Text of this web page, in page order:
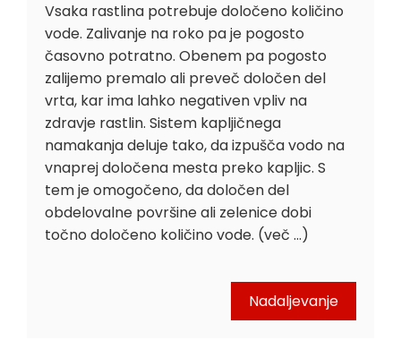
Vsaka rastlina potrebuje določeno količino
vode. Zalivanje na roko pa je pogosto
časovno potratno. Obenem pa pogosto
zalijemo premalo ali preveč določen del
vrta, kar ima lahko negativen vpliv na
zdravje rastlin. Sistem kapljičnega
namakanja deluje tako, da izpušča vodo na
vnaprej določena mesta preko kapljic. S
tem je omogočeno, da določen del
obdelovalne površine ali zelenice dobi
točno določeno količino vode. (več …)
Nadaljevanje